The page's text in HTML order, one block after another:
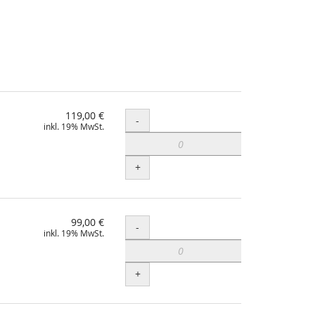
119,00 €
inkl. 19% MwSt. Menge
-
+
99,00 €
inkl. 19% MwSt. Menge
-
+